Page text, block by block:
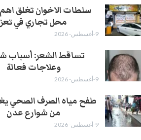
سلطات الاخوان تغلق
محل تجاري في تعز
9-أغسطس- 2026
تساقط الشعر: أسباب
وعلاجات فعالة
9-أغسطس- 2026
طفح مياه الصرف الصحي
من شوارع عدن
9-أغسطس- 2026